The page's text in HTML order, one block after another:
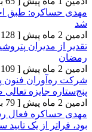
طبق اخبار به
[ 128 بازدید ]
پتروشیمی
[ 109 بازدید ]
فنون پتروشیمی
تعالی صنعت
[ 79 بازدید ]
فعال رسانه ای
از یک تایید ساده،